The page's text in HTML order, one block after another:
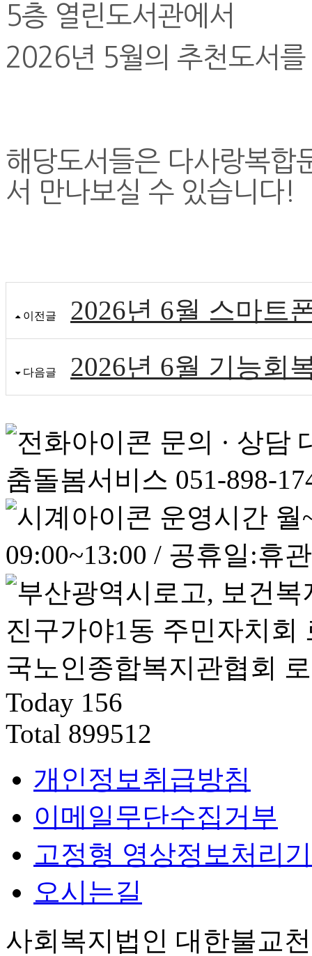
5층 열린도서관에서
2026년 5월의 추천도서
해당도서들은 다사랑복합
서 만나보실 수 있습니다!
이전글 2026년 6월 스마트
다음글 2026년 6월 기능회
문의 · 상담
춤돌봄서비스 051-898-
운영시간 월
09:00~13:00 / 공휴일:휴관
Today 156
Total 899512
개인정보취급방침
이메일무단수집거부
고정형 영상정보처리
오시는길
사회복지법인 대한불교